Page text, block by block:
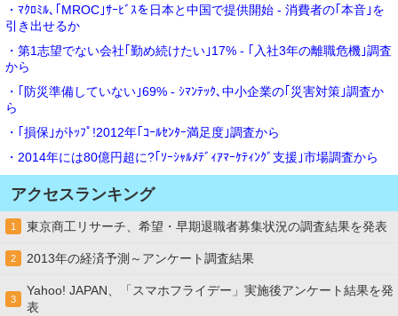
・ﾏｸﾛﾐﾙ､｢MROC｣ｻｰﾋﾞｽを日本と中国で提供開始 - 消費者の｢本音｣を
引き出せるか
・第1志望でない会社｢勤め続けたい｣17% - ｢入社3年の離職危機｣調査
から
・｢防災準備していない｣69% - ｼﾏﾝﾃｯｸ､中小企業の｢災害対策｣調査か
ら
・｢損保｣がﾄｯﾌﾟ!2012年｢ｺｰﾙｾﾝﾀｰ満足度｣調査から
・2014年には80億円超に?｢ｿｰｼｬﾙﾒﾃﾞｨｱﾏｰｹﾃｨﾝｸﾞ支援｣市場調査から
アクセスランキング
1 東京商工リサーチ、希望・早期退職者募集状況の調査結果を発表
2 2013年の経済予測～アンケート調査結果
3
Yahoo! JAPAN、「スマホフライデー」実施後アンケート結果を発
表